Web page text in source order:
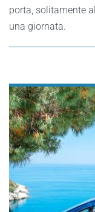
porta, solitamente
una giornata.